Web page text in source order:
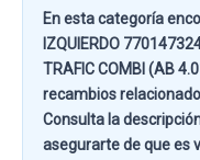
En esta categoría
IZQUIERDO
TRAFIC COMBI (AB
recambios
Consulta la
asegurarte de que es